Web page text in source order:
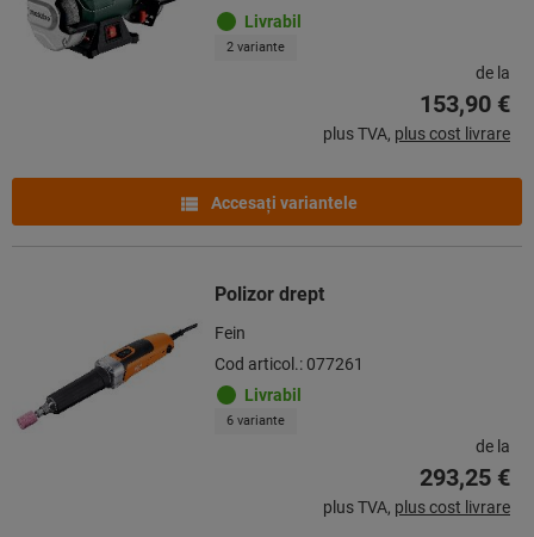
Livrabil
2 variante
de la
153,90 €
plus TVA, plus cost livrare
Accesaţi variantele
Polizor drept
Fein
Cod articol.: 077261
Livrabil
6 variante
de la
293,25 €
plus TVA, plus cost livrare